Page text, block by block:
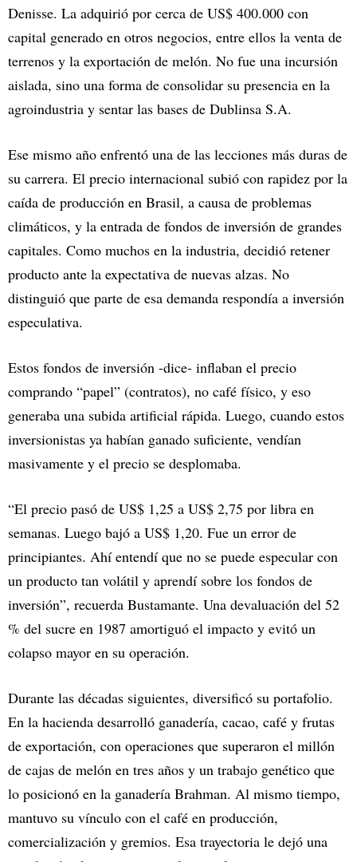
Denisse. La adquirió por cerca de US$ 400.000 con
capital generado en otros negocios, entre ellos la venta de
terrenos y la exportación de melón. No fue una incursión
aislada, sino una forma de consolidar su presencia en la
agroindustria y sentar las bases de Dublinsa S.A.
Ese mismo año enfrentó una de las lecciones más duras de
su carrera. El precio internacional subió con rapidez por la
caída de producción en Brasil, a causa de problemas
climáticos, y la entrada de fondos de inversión de grandes
capitales. Como muchos en la industria, decidió retener
producto ante la expectativa de nuevas alzas. No
distinguió que parte de esa demanda respondía a inversión
especulativa.
Estos fondos de inversión -dice- inflaban el precio
comprando “papel” (contratos), no café físico, y eso
generaba una subida artificial rápida. Luego, cuando estos
inversionistas ya habían ganado suficiente, vendían
masivamente y el precio se desplomaba.
“El precio pasó de US$ 1,25 a US$ 2,75 por libra en
semanas. Luego bajó a US$ 1,20. Fue un error de
principiantes. Ahí entendí que no se puede especular con
un producto tan volátil y aprendí sobre los fondos de
inversión”, recuerda Bustamante. Una devaluación del 52
% del sucre en 1987 amortiguó el impacto y evitó un
colapso mayor en su operación.
Durante las décadas siguientes, diversificó su portafolio.
En la hacienda desarrolló ganadería, cacao, café y frutas
de exportación, con operaciones que superaron el millón
de cajas de melón en tres años y un trabajo genético que
lo posicionó en la ganadería Brahman. Al mismo tiempo,
mantuvo su vínculo con el café en producción,
comercialización y gremios. Esa trayectoria le dejó una